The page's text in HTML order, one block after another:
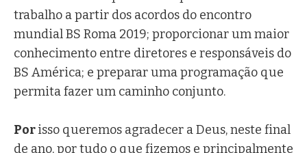
trabalho a partir dos acordos do encontro
mundial BS Roma 2019; proporcionar um maior
conhecimento entre diretores e responsáveis do
BS América; e preparar uma programação que
permita fazer um caminho conjunto.
Porisso queremos agradecer a Deus, neste final
de ano, por tudo o que fizemos e principalmente